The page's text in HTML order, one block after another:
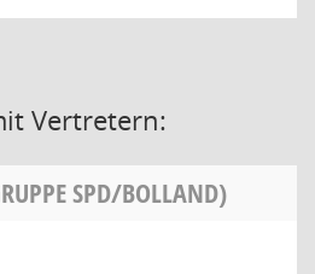
Vertretern:
SPD/BOLLAND)